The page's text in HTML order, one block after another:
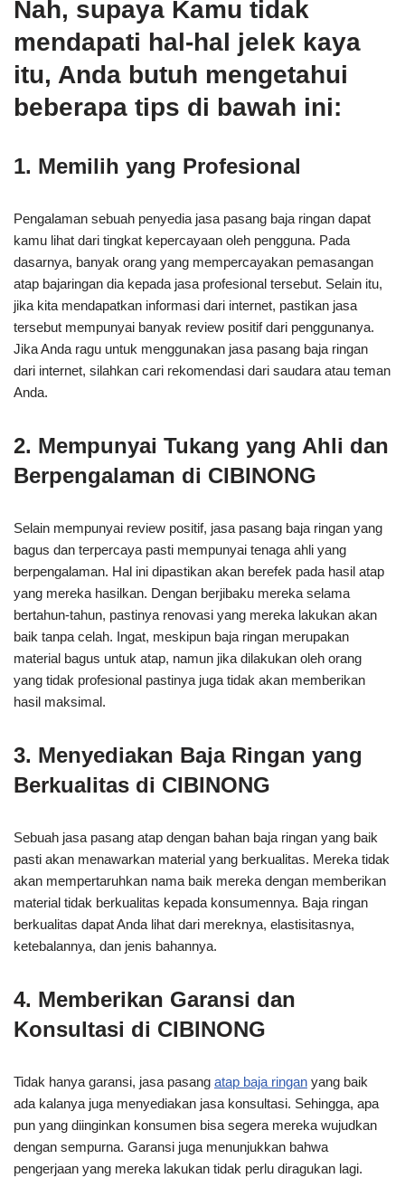
Nah, supaya Kamu tidak
mendapati hal-hal jelek kaya
itu, Anda butuh mengetahui
beberapa tips di bawah ini:
1. Memilih yang Profesional
Pengalaman sebuah penyedia jasa pasang baja ringan dapat
kamu lihat dari tingkat kepercayaan oleh pengguna. Pada
dasarnya, banyak orang yang mempercayakan pemasangan
atap bajaringan dia kepada jasa profesional tersebut. Selain itu,
jika kita mendapatkan informasi dari internet, pastikan jasa
tersebut mempunyai banyak review positif dari penggunanya.
Jika Anda ragu untuk menggunakan jasa pasang baja ringan
dari internet, silahkan cari rekomendasi dari saudara atau teman
Anda.
2. Mempunyai Tukang yang Ahli dan
Berpengalaman di CIBINONG
Selain mempunyai review positif, jasa pasang baja ringan yang
bagus dan terpercaya pasti mempunyai tenaga ahli yang
berpengalaman. Hal ini dipastikan akan berefek pada hasil atap
yang mereka hasilkan. Dengan berjibaku mereka selama
bertahun-tahun, pastinya renovasi yang mereka lakukan akan
baik tanpa celah. Ingat, meskipun baja ringan merupakan
material bagus untuk atap, namun jika dilakukan oleh orang
yang tidak profesional pastinya juga tidak akan memberikan
hasil maksimal.
3. Menyediakan Baja Ringan yang
Berkualitas di CIBINONG
Sebuah jasa pasang atap dengan bahan baja ringan yang baik
pasti akan menawarkan material yang berkualitas. Mereka tidak
akan mempertaruhkan nama baik mereka dengan memberikan
material tidak berkualitas kepada konsumennya. Baja ringan
berkualitas dapat Anda lihat dari mereknya, elastisitasnya,
ketebalannya, dan jenis bahannya.
4. Memberikan Garansi dan
Konsultasi di CIBINONG
Tidak hanya garansi, jasa pasang atap baja ringan yang baik
ada kalanya juga menyediakan jasa konsultasi. Sehingga, apa
pun yang diinginkan konsumen bisa segera mereka wujudkan
dengan sempurna. Garansi juga menunjukkan bahwa
pengerjaan yang mereka lakukan tidak perlu diragukan lagi.